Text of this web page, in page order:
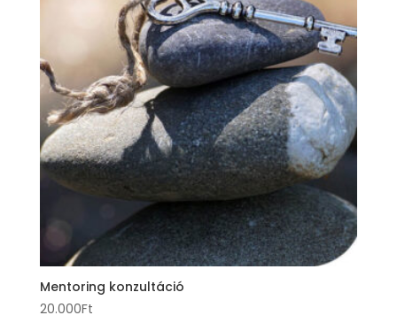
Mentoring konzultáció
20.000Ft